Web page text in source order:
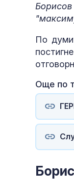
По
Още по